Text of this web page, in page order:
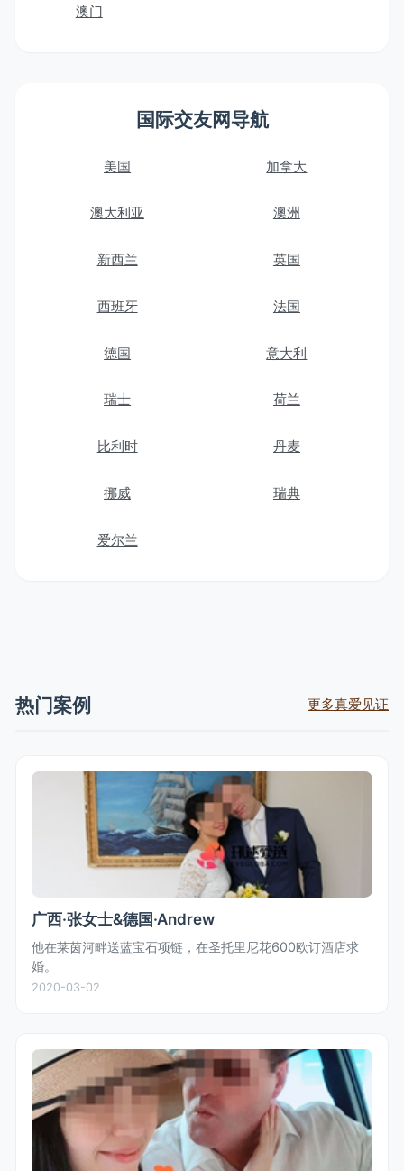
澳门
国际交友网导航
美国 加拿大
澳大利亚 澳洲
新西兰 英国
西班牙 法国
德国 意大利
瑞士 荷兰
比利时 丹麦
挪威 瑞典
爱尔兰
热门案例 更多真爱见证
广西·张女士&德国·Andrew
他在莱茵河畔送蓝宝石项链，在圣托里尼花600欧订酒店求
婚。
2020-03-02